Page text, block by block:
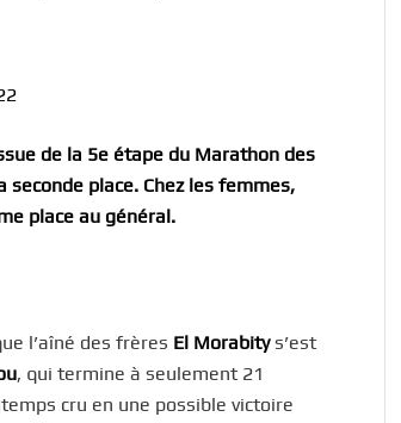
de la 5e étape du Marathon des
seconde place. Chez les femmes,
place au général.
l’aîné des frères El Morabitys’est
, qui termine à seulement 21
cru en une possible victoire